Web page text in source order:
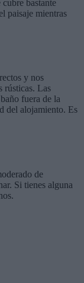
bastante
paisaje mientras
y nos
rústicas. Las
fuera de la
del alojamiento. Es
de
Si tienes alguna